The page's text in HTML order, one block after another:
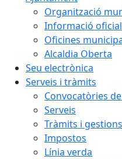
Organització
Informació oficial
Oficines
Alcaldia Oberta
Seu electrònica
Serveis i tràmits
Convocatòries
Serveis
Tràmits i gestions
Impostos
Línia verda